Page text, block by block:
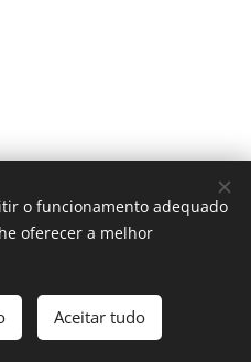
- 2017
o funcionamento adequado
oferecer a melhor
Aceitar tudo